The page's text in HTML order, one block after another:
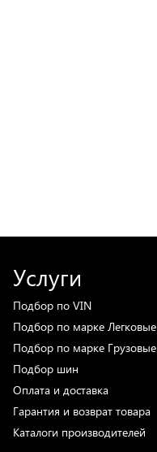
Услуги
Подбор по VIN
Подбор по марке
Подбор по марке
Подбор шин
Оплата и доставка
Гарантия и возврат товара
Каталоги производителей